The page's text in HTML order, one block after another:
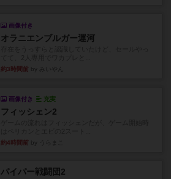
画像付き
オラニエンブルガー運河
約3時間前 by みいやん
画像付き 充実
フィッシェン2
約4時間前 by うらまこ
パイパー戦闘団2